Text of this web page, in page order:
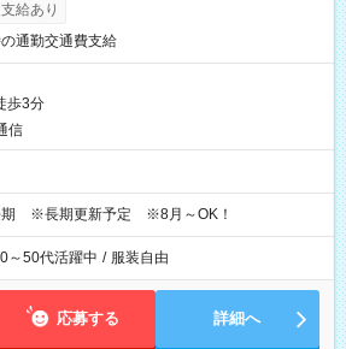
給あり
通勤交通費支給
歩3分
信
期 ※長期更新予定 ※8月～OK！
～50代活躍中 / 服装自由
応募する 詳細へ